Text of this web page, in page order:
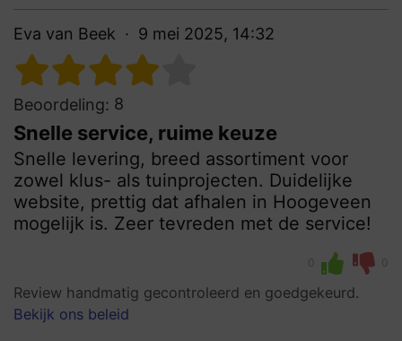
Eva van Beek 9 mei 2025, 14:32
Beoordeling: 8
Snelle service, ruime keuze
Snelle levering, breed assortiment voor
zowel klus- als tuinprojecten. Duidelijke
website, prettig dat afhalen in Hoogeveen
mogelijk is. Zeer tevreden met de service!
0 0
Review handmatig gecontroleerd en goedgekeurd.
Bekijk ons beleid